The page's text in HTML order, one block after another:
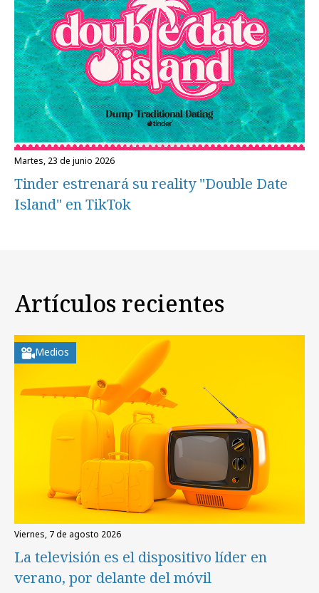
martes, 23 de junio 2026
Tinder estrenará su reality "Double Date
Island" en TikTok
Artículos recientes
Medios
viernes, 7 de agosto 2026
La televisión es el dispositivo líder en
verano, por delante del móvil